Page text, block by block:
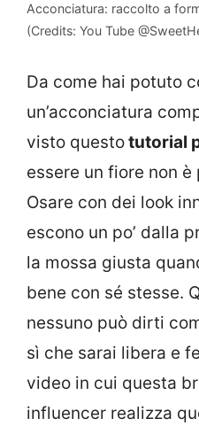
Acconciatura: raccolto a
(Credits: You Tube
Da come hai potuto
un’acconciatura
visto questotutorial
essere un fiore non
Osare con dei look
escono un po’ dalla
la mossa giusta
bene con sé stesse.
nessuno può dirti
sì che sarai libera e
video in cui questa
influencer realizza